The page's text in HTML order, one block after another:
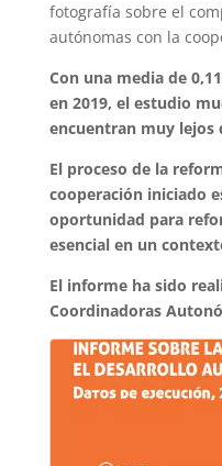
fotografía sobre el
autónomas con la
Con una media de
en 2019, el estudio
encuentran muy lejos
El proceso de la
cooperación iniciado
oportunidad para
esencial en un
El informe ha sido
Coordinadoras